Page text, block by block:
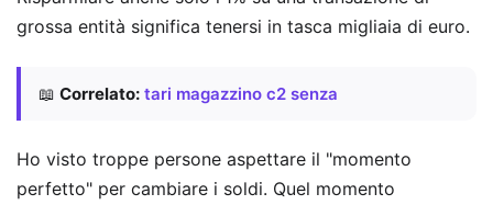
grossa entità significa tenersi in tasca migliaia di euro.
📖 Correlato: tari magazzino c2 senza
Ho visto troppe persone aspettare il "momento
perfetto" per cambiare i soldi. Quel momento